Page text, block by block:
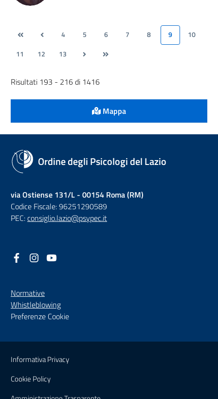
4 5 6 7 8 9
10
11
12 13
Risultati 193 - 216 di 1416
Mappa
Ordine degli Psicologi del Lazio
via Ostiense 131/L - 00154 Roma (RM)
Codice Fiscale: 96251290589
PEC:consiglio.lazio@psypec.it
Facebook
(nuova scheda - new tab)
Instagram
(nuova scheda - new tab)
Normative
Whistleblowing(nuova scheda - new tab)
Preferenze Cookie
Sezione Link Utili
Informativa Privacy
Cookie Policy